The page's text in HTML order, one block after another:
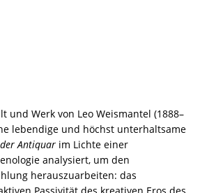
und Werk von Leo Weismantel (1888–
lebendige und höchst unterhaltsame
Antiquar im Lichte einer
analysiert, um den
herauszuarbeiten: das
Passivität des kreativen Eros des